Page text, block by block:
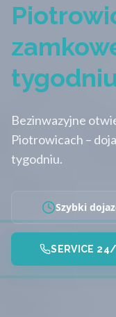
Bezinwazyjne
Piotrowicach –
tygodniu.
Szybki
SERVICE